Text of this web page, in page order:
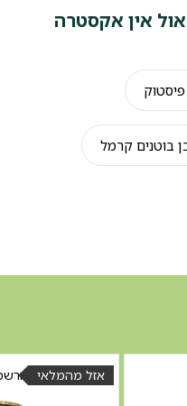
אול אין אקסטרה
בוטנים קרמל
אזל מהמלאי